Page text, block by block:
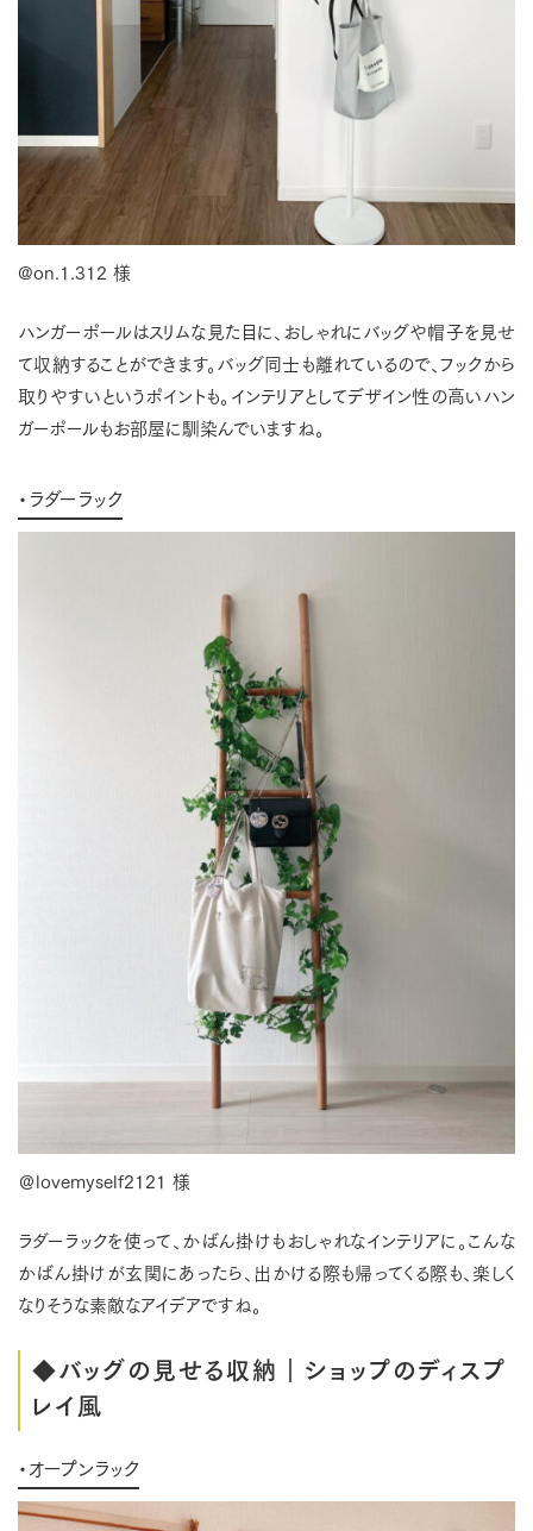
@on.1.312 様
ハンガーポールはスリムな見た目に、おしゃれにバッグや帽子を見せ
て収納することができます。バッグ同士も離れているので、フックから
取りやすいというポイントも。インテリアとしてデザイン性の高いハン
ガーポールもお部屋に馴染んでいますね。
・ラダーラック
＠lovemyself2121 様
ラダーラックを使って、かばん掛けもおしゃれなインテリアに。こんな
かばん掛けが玄関にあったら、出かける際も帰ってくる際も、楽しく
なりそうな素敵なアイデアですね。
◆バッグの見せる収納｜ショップのディスプ
レイ風
・オープンラック